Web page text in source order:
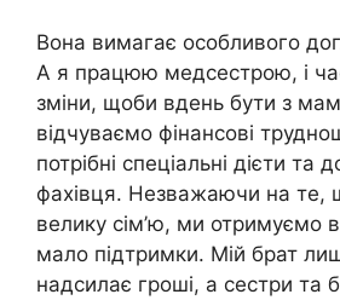
Вона вимагає особливого
А я працюю медсестрою, і
зміни, щоби вдень бути з
відчуваємо фінансові
потрібні спеціальні дієти та
фахівця. Незважаючи на
велику сім’ю, ми отримуємо
мало підтримки. Мій брат
надсилає гроші, а сестри та